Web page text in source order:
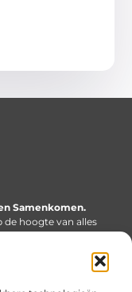
Samenkomen.
hoogte van alles